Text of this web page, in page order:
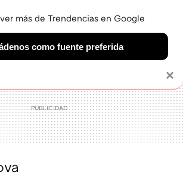
VIAJES GASTRO SNEAKERS
×
más de Trendencias en Google
como fuente preferida